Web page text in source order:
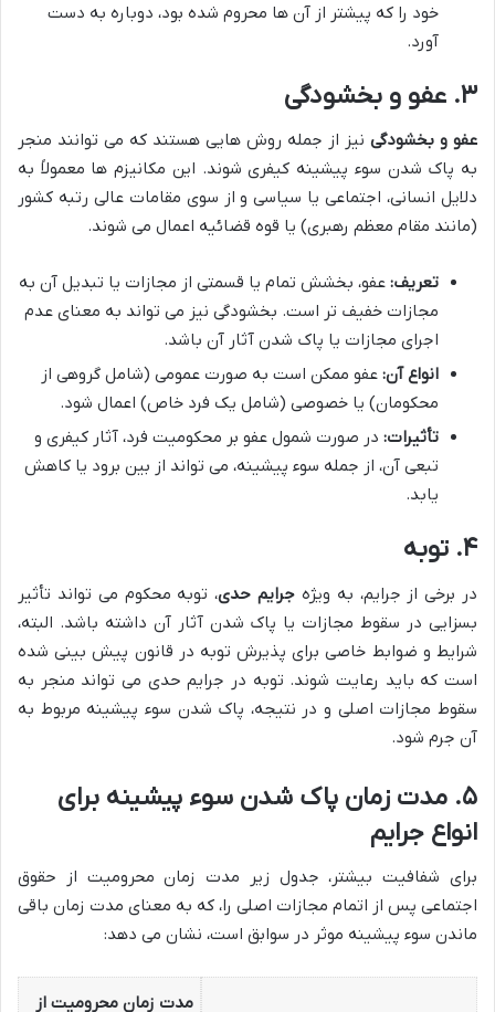
خود را که پیشتر از آن ها محروم شده بود، دوباره به دست
آورد.
۳. عفو و بخشودگی
عفو و بخشودگی نیز از جمله روش هایی هستند که می توانند منجر
به پاک شدن سوء پیشینه کیفری شوند. این مکانیزم ها معمولاً به
دلایل انسانی، اجتماعی یا سیاسی و از سوی مقامات عالی رتبه کشور
(مانند مقام معظم رهبری) یا قوه قضائیه اعمال می شوند.
تعریف: عفو، بخشش تمام یا قسمتی از مجازات یا تبدیل آن به
مجازات خفیف تر است. بخشودگی نیز می تواند به معنای عدم
اجرای مجازات یا پاک شدن آثار آن باشد.
انواع آن: عفو ممکن است به صورت عمومی (شامل گروهی از
محکومان) یا خصوصی (شامل یک فرد خاص) اعمال شود.
تأثیرات: در صورت شمول عفو بر محکومیت فرد، آثار کیفری و
تبعی آن، از جمله سوء پیشینه، می تواند از بین برود یا کاهش
یابد.
۴. توبه
در برخی از جرایم، به ویژه جرایم حدی، توبه محکوم می تواند تأثیر
بسزایی در سقوط مجازات یا پاک شدن آثار آن داشته باشد. البته،
شرایط و ضوابط خاصی برای پذیرش توبه در قانون پیش بینی شده
است که باید رعایت شوند. توبه در جرایم حدی می تواند منجر به
سقوط مجازات اصلی و در نتیجه، پاک شدن سوء پیشینه مربوط به
آن جرم شود.
۵. مدت زمان پاک شدن سوء پیشینه برای
انواع جرایم
برای شفافیت بیشتر، جدول زیر مدت زمان محرومیت از حقوق
اجتماعی پس از اتمام مجازات اصلی را، که به معنای مدت زمان باقی
ماندن سوء پیشینه موثر در سوابق است، نشان می دهد:
مدت زمان محرومیت از